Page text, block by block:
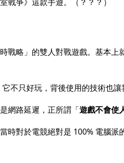
戰略」的雙人對戰遊戲。基本上
不只好玩，背後使用的技術也讓
網路延遲，正所謂「遊戲不會使
時對於電競絕對是 100% 電腦派